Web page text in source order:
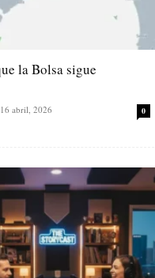
la Bolsa sigue
16 abril, 2026 0